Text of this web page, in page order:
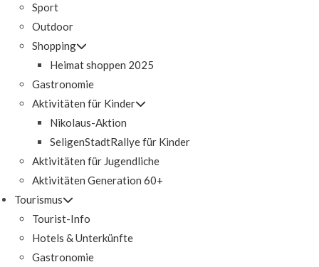
Sport
Outdoor
Shopping
Heimat shoppen 2025
Gastronomie
Aktivitäten für Kinder
Nikolaus-Aktion
SeligenStadtRallye für Kinder
Aktivitäten für Jugendliche
Aktivitäten Generation 60+
Tourismus
Tourist-Info
Hotels & Unterkünfte
Gastronomie